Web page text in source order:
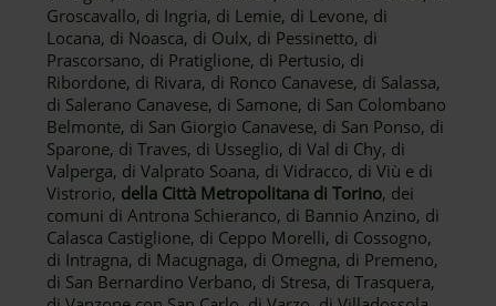
Groscavallo, di Ingria, di Lemie, di Levone, di
Locana, di Noasca, di Oulx, di Pessinetto, di
Prascorsano, di Pratiglione, di Pertusio, di
Ribordone, di Rivara, di Ronco Canavese, di Salassa,
di Salerano Canavese, di Samone, di San Colombano
Belmonte, di San Giorgio Canavese, di San Ponso, di
Sparone, di Traves, di Usseglio, di Val di Chy, di
Valperga, di Valprato Soana, di Vidracco, di Viù e di
Vistrorio, della Città Metropolitana di Torino, dei
comuni di Antrona Schieranco, di Bannio Anzino, di
Calasca Castiglione, di Ceppo Morelli, di Cossogno,
di Intragna, di Macugnaga, di Omegna, di Premeno,
di San Bernardino Verbano, di Stresa, di Trasquera,